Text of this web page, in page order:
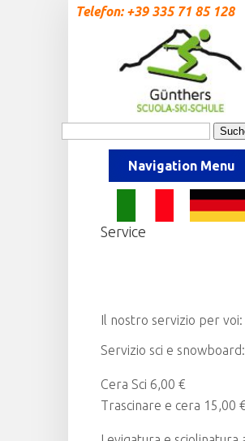
Telefon: +39 335 71 85 128
Navigation Menu
Service
Il nostro servizio per voi:
Servizio sci e snowboard:
Cera Sci 6,00 €
Trascinare e cera 15,00 €